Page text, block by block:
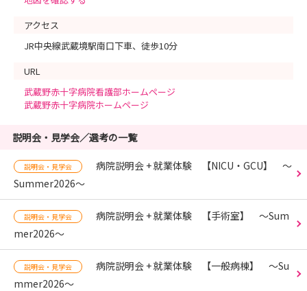
アクセス
JR中央線武蔵境駅南口下車、徒歩10分
URL
武蔵野赤十字病院看護部ホームページ
武蔵野赤十字病院ホームページ
説明会・見学会／選考の一覧
説明会・見学会
病院説明会 + 就業体験 【NICU・GCU】 〜
Summer2026〜
説明会・見学会
病院説明会 + 就業体験 【手術室】 〜Sum
mer2026〜
説明会・見学会
病院説明会 + 就業体験 【一般病棟】 〜Su
mmer2026〜